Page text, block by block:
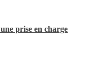
prise en charge